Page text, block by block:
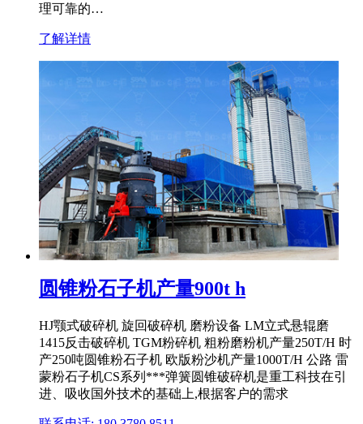
理可靠的…
了解详情
圆锥粉石子机产量900t h
HJ颚式破碎机 旋回破碎机 磨粉设备 LM立式悬辊磨
1415反击破碎机 TGM粉碎机 粗粉磨粉机产量250T/H 时
产250吨圆锥粉石子机 欧版粉沙机产量1000T/H 公路 雷
蒙粉石子机CS系列***弹簧圆锥破碎机是重工科技在引
进、吸收国外技术的基础上,根据客户的需求